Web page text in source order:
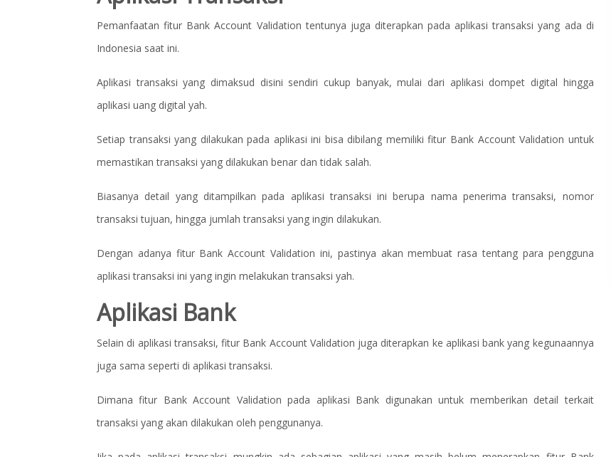
Pemanfaatan fitur Bank Account Validation tentunya juga diterapkan pada aplikasi transaksi yang ada di
Indonesia saat ini.
Aplikasi transaksi yang dimaksud disini sendiri cukup banyak, mulai dari aplikasi dompet digital hingga
aplikasi uang digital yah.
Setiap transaksi yang dilakukan pada aplikasi ini bisa dibilang memiliki fitur Bank Account Validation untuk
memastikan transaksi yang dilakukan benar dan tidak salah.
Biasanya detail yang ditampilkan pada aplikasi transaksi ini berupa nama penerima transaksi, nomor
transaksi tujuan, hingga jumlah transaksi yang ingin dilakukan.
Dengan adanya fitur Bank Account Validation ini, pastinya akan membuat rasa tentang para pengguna
aplikasi transaksi ini yang ingin melakukan transaksi yah.
Aplikasi Bank
Selain di aplikasi transaksi, fitur Bank Account Validation juga diterapkan ke aplikasi bank yang kegunaannya
juga sama seperti di aplikasi transaksi.
Dimana fitur Bank Account Validation pada aplikasi Bank digunakan untuk memberikan detail terkait
transaksi yang akan dilakukan oleh penggunanya.